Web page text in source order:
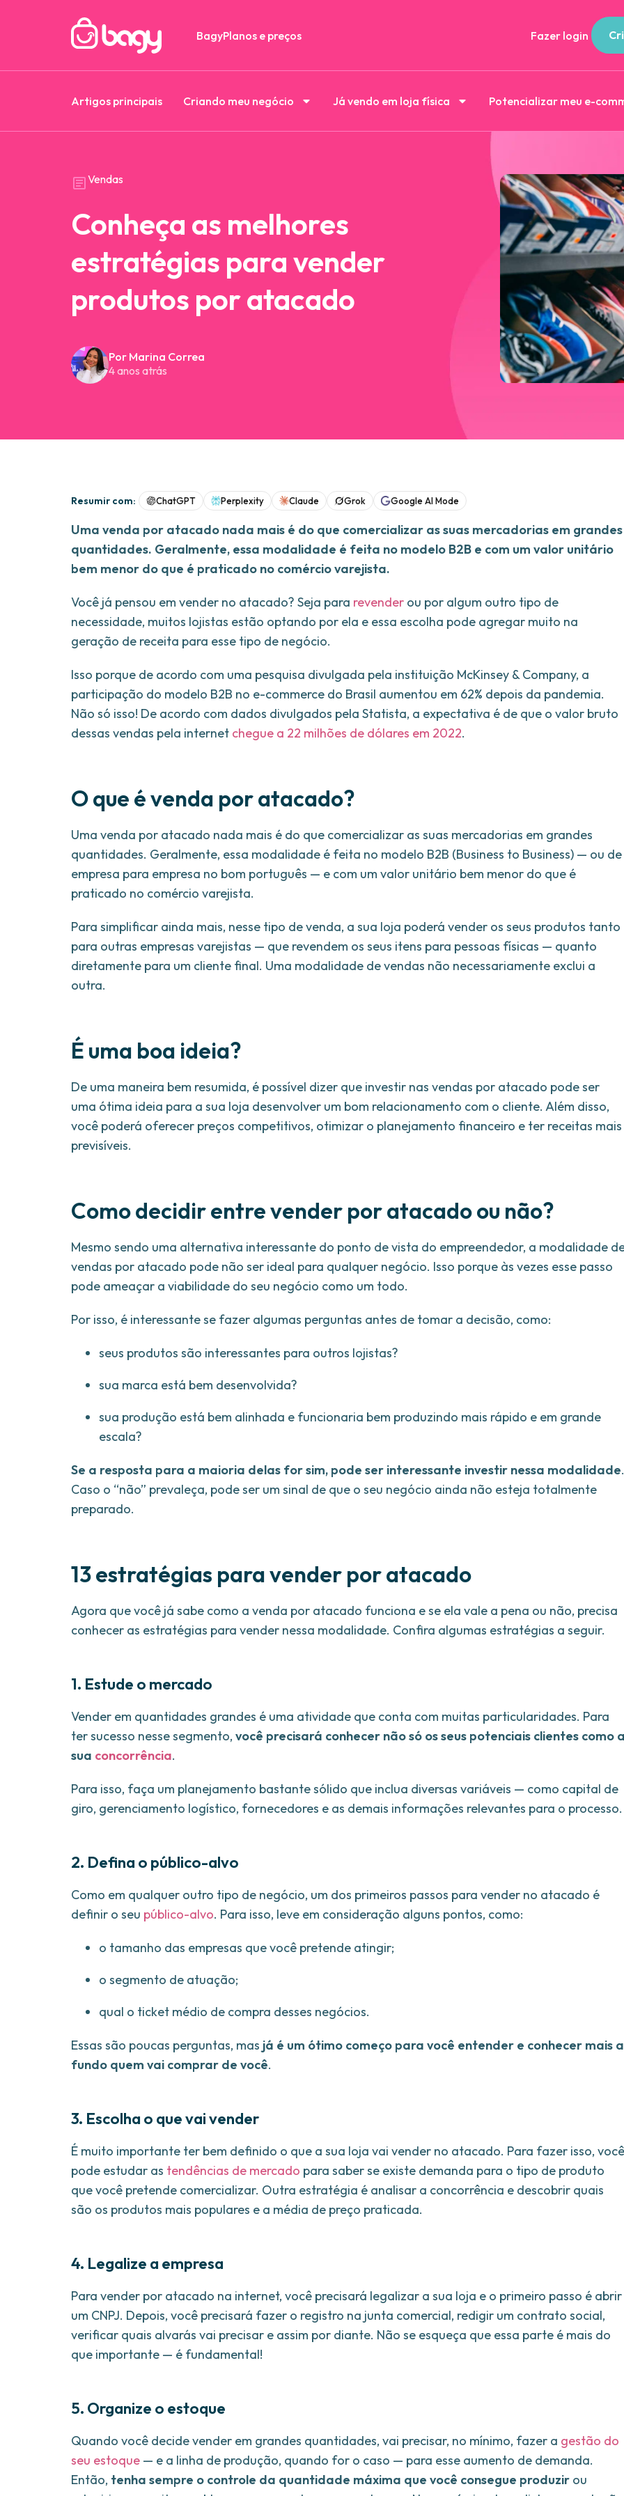
BagyPlanos e preços Fazer login
Artigos principais Criando meu negócio Já vendo em loja física Potencializar meu e-
Vendas
Conheça as melhores
estratégias para vender
produtos por atacado
Por Marina Correa
4 anos atrás
Resumir com: ChatGPT Perplexity Claude Grok Google AI Mode
Uma venda por atacado nada mais é do que comercializar as suas mercadorias em grandes
quantidades. Geralmente, essa modalidade é feita no modelo B2B e com um valor unitário
bem menor do que é praticado no comércio varejista.
Você já pensou em vender no atacado? Seja para revender ou por algum outro tipo de
necessidade, muitos lojistas estão optando por ela e essa escolha pode agregar muito na
geração de receita para esse tipo de negócio.
Isso porque de acordo com uma pesquisa divulgada pela instituição McKinsey & Company, a
participação do modelo B2B no e-commerce do Brasil aumentou em 62% depois da pandemia.
Não só isso! De acordo com dados divulgados pela Statista, a expectativa é de que o valor bruto
dessas vendas pela internet chegue a 22 milhões de dólares em 2022.
O que é venda por atacado?
Uma venda por atacado nada mais é do que comercializar as suas mercadorias em grandes
quantidades. Geralmente, essa modalidade é feita no modelo B2B (Business to Business) — ou de
empresa para empresa no bom português — e com um valor unitário bem menor do que é
praticado no comércio varejista.
Para simplificar ainda mais, nesse tipo de venda, a sua loja poderá vender os seus produtos tanto
para outras empresas varejistas — que revendem os seus itens para pessoas físicas — quanto
diretamente para um cliente final. Uma modalidade de vendas não necessariamente exclui a
outra.
É uma boa ideia?
De uma maneira bem resumida, é possível dizer que investir nas vendas por atacado pode ser
uma ótima ideia para a sua loja desenvolver um bom relacionamento com o cliente. Além disso,
você poderá oferecer preços competitivos, otimizar o planejamento financeiro e ter receitas mais
previsíveis.
Como decidir entre vender por atacado ou não?
Mesmo sendo uma alternativa interessante do ponto de vista do empreendedor, a modalidade
vendas por atacado pode não ser ideal para qualquer negócio. Isso porque às vezes esse passo
pode ameaçar a viabilidade do seu negócio como um todo.
Por isso, é interessante se fazer algumas perguntas antes de tomar a decisão, como:
seus produtos são interessantes para outros lojistas?
sua marca está bem desenvolvida?
sua produção está bem alinhada e funcionaria bem produzindo mais rápido e em grande
escala?
Se a resposta para a maioria delas for sim, pode ser interessante investir nessa modalidade.
Caso o “não” prevaleça, pode ser um sinal de que o seu negócio ainda não esteja totalmente
preparado.
13 estratégias para vender por atacado
Agora que você já sabe como a venda por atacado funciona e se ela vale a pena ou não, precisa
conhecer as estratégias para vender nessa modalidade. Confira algumas estratégias a seguir.
1. Estude o mercado
Vender em quantidades grandes é uma atividade que conta com muitas particularidades. Para
ter sucesso nesse segmento, você precisará conhecer não só os seus potenciais clientes como
sua concorrência.
Para isso, faça um planejamento bastante sólido que inclua diversas variáveis — como capital de
giro, gerenciamento logístico, fornecedores e as demais informações relevantes para o processo.
2. Defina o público-alvo
Como em qualquer outro tipo de negócio, um dos primeiros passos para vender no atacado é
definir o seu público-alvo. Para isso, leve em consideração alguns pontos, como:
o tamanho das empresas que você pretende atingir;
o segmento de atuação;
qual o ticket médio de compra desses negócios.
Essas são poucas perguntas, mas já é um ótimo começo para você entender e conhecer mais a
fundo quem vai comprar de você.
3. Escolha o que vai vender
É muito importante ter bem definido o que a sua loja vai vender no atacado. Para fazer isso, você
pode estudar as tendências de mercado para saber se existe demanda para o tipo de produto
que você pretende comercializar. Outra estratégia é analisar a concorrência e descobrir quais
são os produtos mais populares e a média de preço praticada.
4. Legalize a empresa
Para vender por atacado na internet, você precisará legalizar a sua loja e o primeiro passo é abrir
um CNPJ. Depois, você precisará fazer o registro na junta comercial, redigir um contrato social,
verificar quais alvarás vai precisar e assim por diante. Não se esqueça que essa parte é mais do
que importante — é fundamental!
5. Organize o estoque
Quando você decide vender em grandes quantidades, vai precisar, no mínimo, fazer a gestão do
seu estoque — e a linha de produção, quando for o caso — para esse aumento de demanda.
Então, tenha sempre o controle da quantidade máxima que você consegue produzir ou